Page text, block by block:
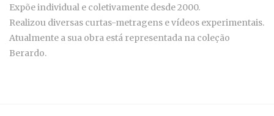
Expõe individual e coletivamente desde 2000.
Realizou diversas curtas-metragens e vídeos experimentais.
Atualmente a sua obra está representada na coleção
Berardo.